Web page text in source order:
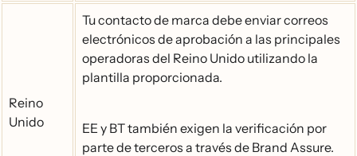
Reino
Unido
Tu contacto de marca debe enviar correos
electrónicos de aprobación a las principales
operadoras del Reino Unido utilizando la
plantilla proporcionada.
EE y BT también exigen la verificación por
parte de terceros a través de Brand Assure.